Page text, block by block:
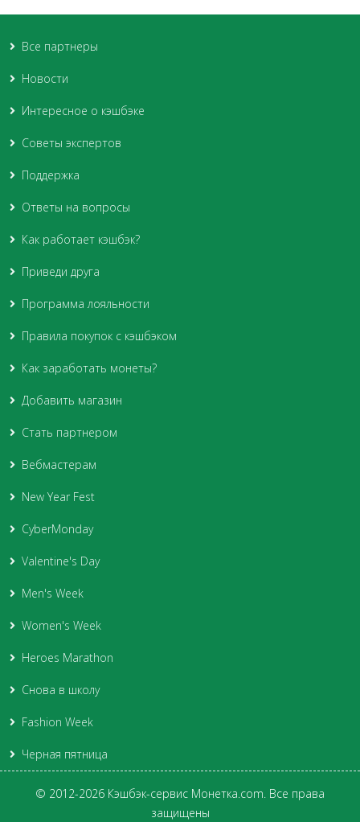
Все партнеры
Новости
Интересное о кэшбэке
Советы экспертов
Поддержка
Ответы на вопросы
Как работает кэшбэк?
Приведи друга
Программа лояльности
Правила покупок с кэшбэком
Как заработать монеты?
Добавить магазин
Стать партнером
Вебмастерам
New Year Fest
CyberMonday
Valentine's Day
Men's Week
Women's Week
Heroes Marathon
Снова в школу
Fashion Week
Черная пятница
© 2012-2026 Кэшбэк-сервис Монетка.com. Все права
защищены